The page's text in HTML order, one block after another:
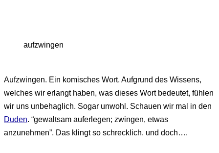
aufzwingen
Aufzwingen. Ein komisches Wort. Aufgrund des Wissens,
welches wir erlangt haben, was dieses Wort bedeutet, fühlen
wir uns unbehaglich. Sogar unwohl. Schauen wir mal in den
Duden. “gewaltsam auferlegen; zwingen, etwas
anzunehmen”. Das klingt so schrecklich. und doch….